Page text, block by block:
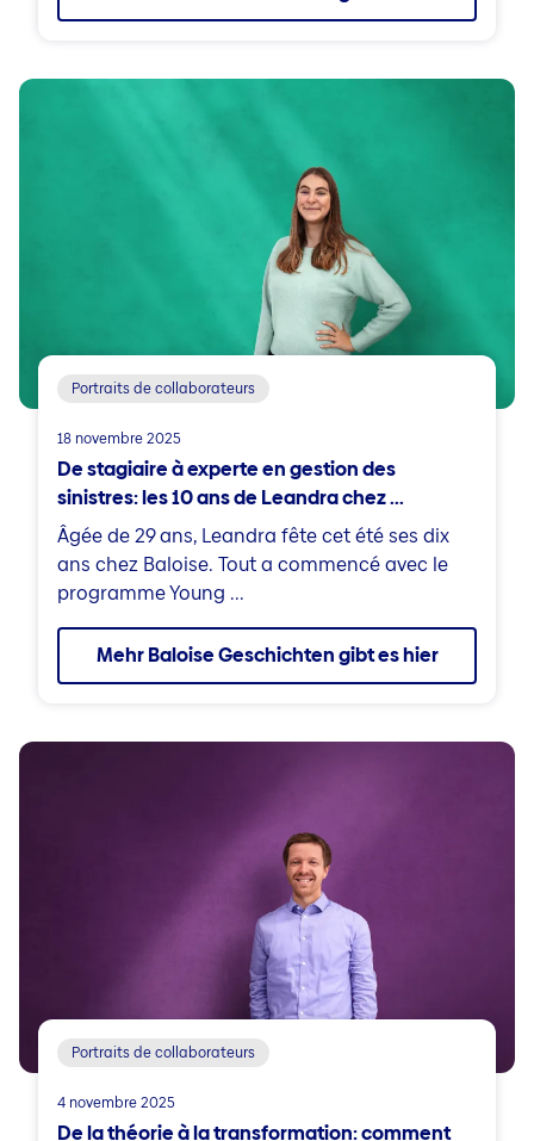
Portraits de collaborateurs
18 novembre 2025
De stagiaire à experte en gestion des
sinistres: les 10 ans de Leandra chez ...
Âgée de 29 ans, Leandra fête cet été ses dix
ans chez Baloise. Tout a commencé avec le
programme Young ...
Mehr Baloise Geschichten gibt es hier
Portraits de collaborateurs
4 novembre 2025
De la théorie à la transformation: comment